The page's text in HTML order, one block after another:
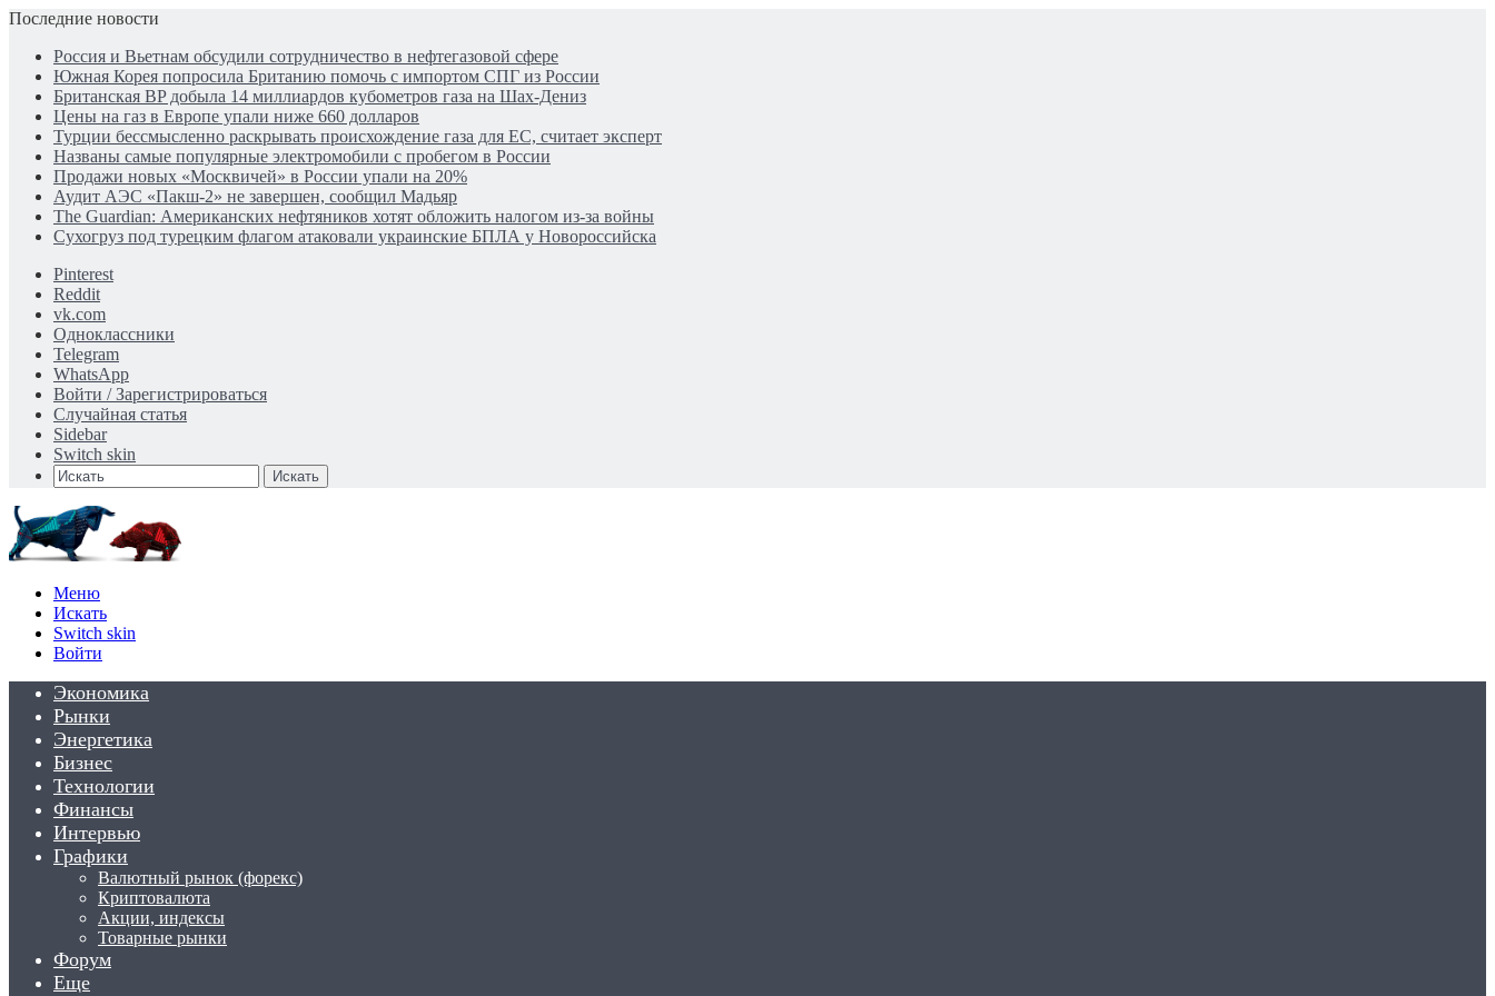
Последние новости
Россия и Вьетнам обсудили сотрудничество в нефтегазовой сфере
Южная Корея попросила Британию помочь с импортом СПГ из России
Британская BP добыла 14 миллиардов кубометров газа на Шах-Дениз
Цены на газ в Европе упали ниже 660 долларов
Турции бессмысленно раскрывать происхождение газа для ЕС, считает эксперт
Названы самые популярные электромобили с пробегом в России
Продажи новых «Москвичей» в России упали на 20%
Аудит АЭС «Пакш-2» не завершен, сообщил Мадьяр
The Guardian: Американских нефтяников хотят обложить налогом из-за войны
Сухогруз под турецким флагом атаковали украинские БПЛА у Новороссийска
Pinterest
Reddit
vk.com
Одноклассники
Telegram
WhatsApp
Войти / Зарегистрироваться
Случайная статья
Sidebar
Switch skin
Искать
Меню
Искать
Switch skin
Войти
Экономика
Рынки
Энергетика
Бизнес
Технологии
Финансы
Интервью
Графики
Валютный рынок (форекс)
Криптовалюта
Акции, индексы
Товарные рынки
Форум
Еще